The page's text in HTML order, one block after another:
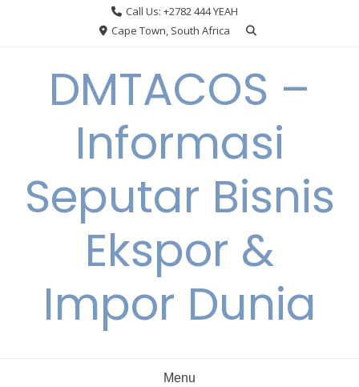
Call Us: +2782 444 YEAH
Cape Town, South Africa
DMTACOS –
Informasi
Seputar Bisnis
Ekspor &
Impor Dunia
Menu